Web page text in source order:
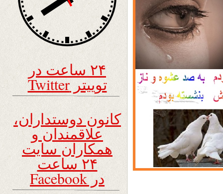
۲۴ ساعت در
توییتر Twitter
کانون دوستداران،
علاقمندان و
همکاران سایت
۲۴ ساعت
در Facebook